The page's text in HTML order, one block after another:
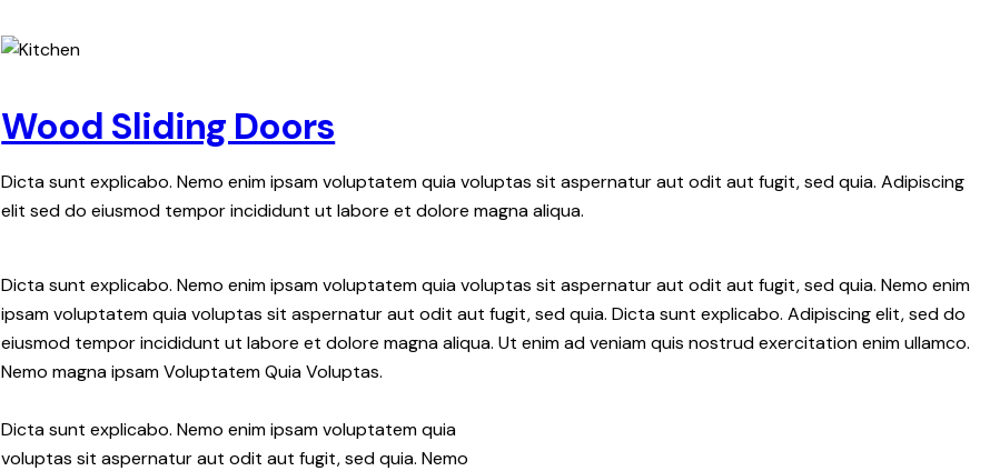
Wood Sliding Doors
Dicta sunt explicabo. Nemo enim ipsam voluptatem quia voluptas sit aspernatur aut odit aut fugit, sed quia. Adipiscing
elit sed do eiusmod tempor incididunt ut labore et dolore magna aliqua.
Dicta sunt explicabo. Nemo enim ipsam voluptatem quia voluptas sit aspernatur aut odit aut fugit, sed quia. Nemo enim
ipsam voluptatem quia voluptas sit aspernatur aut odit aut fugit, sed quia. Dicta sunt explicabo. Adipiscing elit, sed do
eiusmod tempor incididunt ut labore et dolore magna aliqua. Ut enim ad veniam quis nostrud exercitation enim ullamco.
Nemo magna ipsamVoluptatem Quia Voluptas.
Dicta sunt explicabo. Nemo enim ipsam voluptatem quia
voluptas sit aspernatur aut odit aut fugit, sed quia. Nemo